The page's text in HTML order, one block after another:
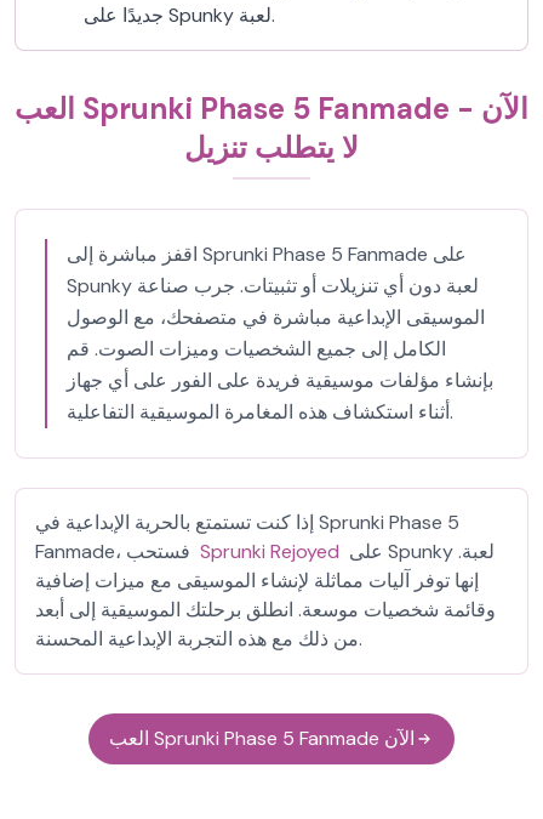
جديدًا على Spunky لعبة.
العب Sprunki Phase 5 Fanmade الآن -
لا يتطلب تنزيل
اقفز مباشرة إلى Sprunki Phase 5 Fanmade على
Spunky لعبة دون أي تنزيلات أو تثبيتات. جرب صناعة
الموسيقى الإبداعية مباشرة في متصفحك، مع الوصول
الكامل إلى جميع الشخصيات وميزات الصوت. قم
بإنشاء مؤلفات موسيقية فريدة على الفور على أي جهاز
أثناء استكشاف هذه المغامرة الموسيقية التفاعلية.
إذا كنت تستمتع بالحرية الإبداعية في Sprunki Phase 5
Sprunki Rejoyed
إنها توفر آليات مماثلة لإنشاء الموسيقى مع ميزات إضافية
وقائمة شخصيات موسعة. انطلق برحلتك الموسيقية إلى أبعد
من ذلك مع هذه التجربة الإبداعية المحسنة.
العب Sprunki Phase 5 Fanmade الآن